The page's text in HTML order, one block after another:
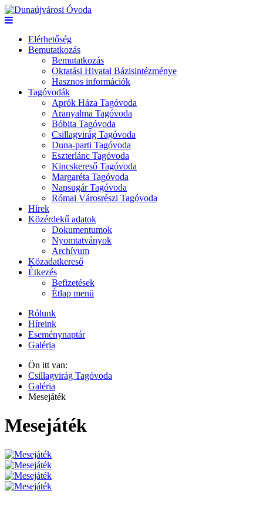
Elérhetőség
Bemutatkozás
Bemutatkozás
Oktatási Hivatal Bázisintézménye
Hasznos információk
Tagóvodák
Aprók Háza Tagóvoda
Aranyalma Tagóvoda
Bóbita Tagóvoda
Csillagvirág Tagóvoda
Duna-parti Tagóvoda
Eszterlánc Tagóvoda
Kincskereső Tagóvoda
Margaréta Tagóvoda
Napsugár Tagóvoda
Római Városrészi Tagóvoda
Hírek
Közérdekű adatok
Dokumentumok
Nyomtatványok
Archívum
Közadatkereső
Étkezés
Befizetések
Étlap menü
Rólunk
Híreink
Eseménynaptár
Galéria
Ön itt van:
Csillagvirág Tagóvoda
Galéria
Mesejáték
Mesejáték